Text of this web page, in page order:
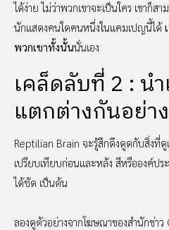
ได้ง่าย ไม่ว่าพวกเขาจะเป็นใคร เขาก็ส
นักแสดงคนใดคนหนึ่งในแคมเปญนี้ได้
พวกเขาทั้งนั้นนั่นเอง
เคล็ดลับที่ 2 : น
แตกต่างกันอย่า
Reptilian Brain จะรู้สึกดึงดูดกับสิ่งที่
เปรียบเทียบก่อนและหลัง สีหรือองค์ป
ได้ชัด เป็นต้น
ลองดูตัวอย่างจากโฆษณาของสำนักข่า